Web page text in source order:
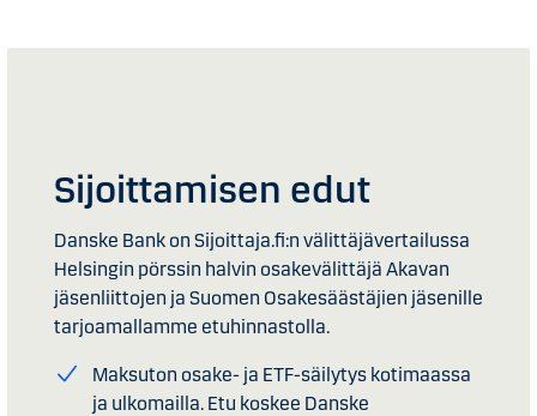
Sijoittamisen edut
Danske Bank on Sijoittaja.fi:n välittäjävertailussa
Helsingin pörssin halvin osakevälittäjä Akavan
jäsenliittojen ja Suomen Osakesäästäjien jäsenille
tarjoamallamme etuhinnastolla.
Maksuton osake- ja ETF-säilytys kotimaassa
ja ulkomailla. Etu koskee Danske